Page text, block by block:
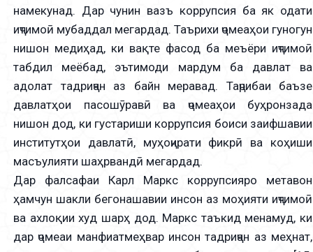
намекунад. Дар чунин вазъ коррупсия ба як одати
иҷтимоӣ мубаддал мегардад. Таърихи ҷомеаҳои гуногун
нишон медиҳад, ки вақте фасод ба меъёри иҷтимоӣ
табдил меёбад, эътимоди мардум ба давлат ва
адолат тадриҷан аз байн меравад. Таҷрибаи баъзе
давлатҳои пасошӯравӣ ва ҷомеаҳои буҳронзада
нишон дод, ки густариши коррупсия боиси заифшавии
институтҳои давлатӣ, муҳоҷирати фикрӣ ва коҳиши
масъулияти шаҳрвандӣ мегардад.
Дар фалсафаи Карл Маркс коррупсияро метавон
ҳамчун шакли бегонашавии инсон аз моҳияти иҷтимоӣ
ва ахлоқии худ шарҳ дод. Маркс таъкид менамуд, ки
дар ҷомеаи манфиатмеҳвар инсон тадриҷан аз меҳнат,